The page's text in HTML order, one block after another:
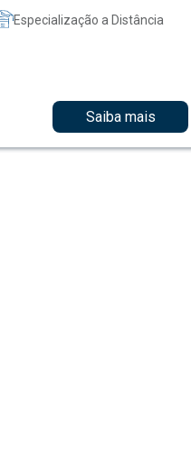
Especialização a Distância
Saiba mais